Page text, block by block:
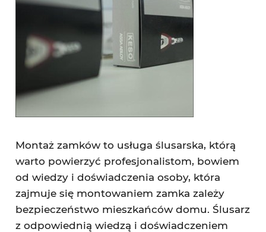
Montaż zamków to usługa ślusarska, którą
warto powierzyć profesjonalistom, bowiem
od wiedzy i doświadczenia osoby, która
zajmuje się montowaniem zamka zależy
bezpieczeństwo mieszkańców domu. Ślusarz
z odpowiednią wiedzą i doświadczeniem